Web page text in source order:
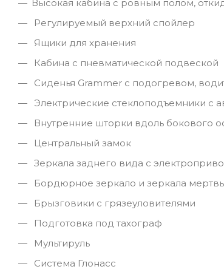
Высокая кабина с ровным полом,
Регулируемый верхний спойлер
Ящики для хранения
Кабина с пневматической подвеской
Сиденья Grammer с подогревом,
Электрические стеклоподъемники с
Внутренние шторки вдоль бокового
Центральный замок
Зеркала заднего вида с
Бордюрное зеркало и зеркала
Брызговики с грязеуловителями
Подготовка под тахограф
Мультируль
Система Глонасс